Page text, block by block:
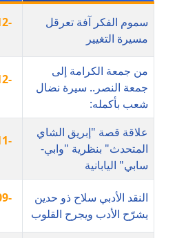
مدونة السيده فوزي
عاملة
مدونة آمال صالح
عاملة
مدونة أماني بالحاج
معلق
مدونة أماني عبد السلام
عاملة
مدونة أماني عز الدين
سموم الفكر آفة تعرقل
مسيرة التغيير
من جمعة الكرامة إلى
جمعة النصر.. سيرة نضال
شعب بأكمله:
علاقة قصة "إبريق الشاي
المتحدث" بنظرية "وابي-
سابي" اليابانية
النقد الأدبي سلاح ذو حدين
يشرّح الأدب ويجرح القلوب